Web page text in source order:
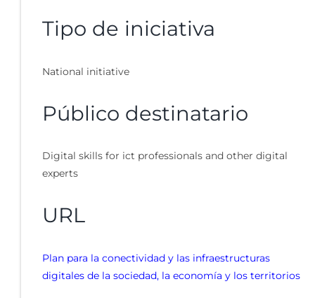
Tipo de iniciativa
National initiative
Público destinatario
Digital skills for ict professionals and other digital
experts
URL
Plan para la conectividad y las infraestructuras
digitales de la sociedad, la economía y los territorios